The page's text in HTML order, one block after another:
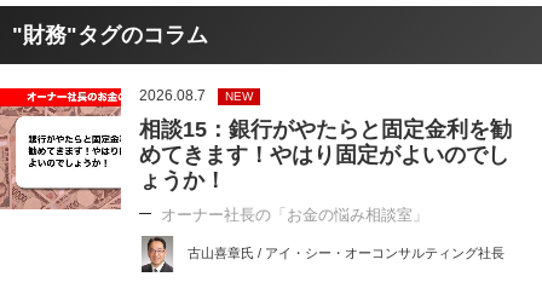
"財務"タグのコラム
2026.08.7 NEW
相談15：銀行がやたらと固定金利を勧
めてきます！やはり固定がよいのでし
ょうか！
オーナー社長の「お金の悩み相談室」
古山喜章氏 / アイ・シー・オーコンサルティング社長